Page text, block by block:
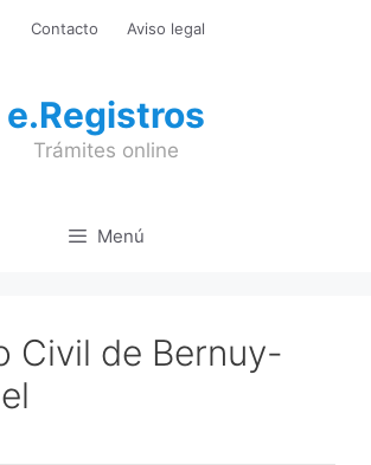
Contacto Aviso legal
e.Registros
Trámites online
Menú
Civil de Bernuy-